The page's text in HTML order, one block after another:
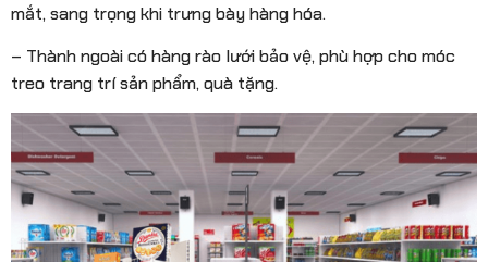
mắt, sang trọng khi trưng bày hàng hóa.
– Thành ngoài có hàng rào lưới bảo vệ, phù hợp cho móc
treo trang trí sản phẩm, quà tặng.